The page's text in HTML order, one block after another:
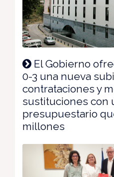
El Gobierno
0-3 una nueva
contrataciones y
sustituciones con
presupuestario
millones